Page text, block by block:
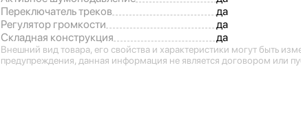
Переключатель треков
да
Регулятор громкости
да
Складная конструкция
да
Внешний вид товара, его свойства и характеристики могут быть
предупреждения, данная информация не является договором или